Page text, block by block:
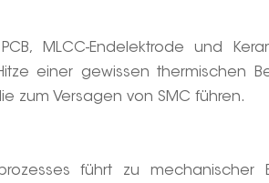
MLCC-Endelektrode und
einer gewissen thermischen
zum Versagen von SMC führen.
führt zu mechanischer